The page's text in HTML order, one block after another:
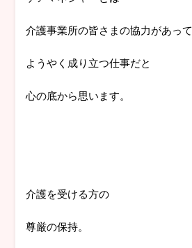
介護事業所の皆さまの協力があって
ようやく成り立つ仕事だと
心の底から思います。
介護を受ける方の
尊厳の保持。